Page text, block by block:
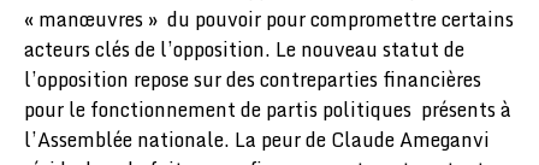
« manœuvres » du pouvoir pour compromettre certains
acteurs clés de l’opposition. Le nouveau statut de
l’opposition repose sur des contreparties financières
pour le fonctionnement de partis politiques présents à
l’Assemblée nationale. La peur de Claude Ameganvi